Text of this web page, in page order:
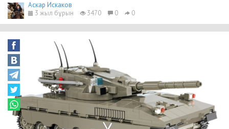
Аскар Искаков
3 жыл бұрын
3470 0 0